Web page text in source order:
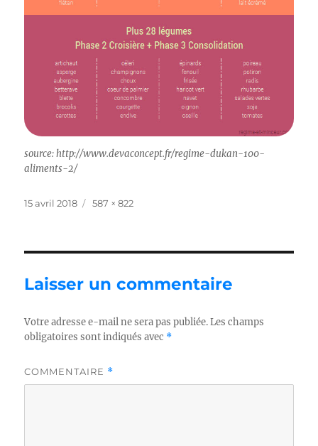
source: http://www.devaconcept.fr/regime-dukan-100-
aliments-2/
Publié
15 avril 2018
Taille
587 × 822
Laisser un commentaire
Votre adresse e-mail ne sera pas publiée. Les champs
obligatoires sont indiqués avec *
COMMENTAIRE *